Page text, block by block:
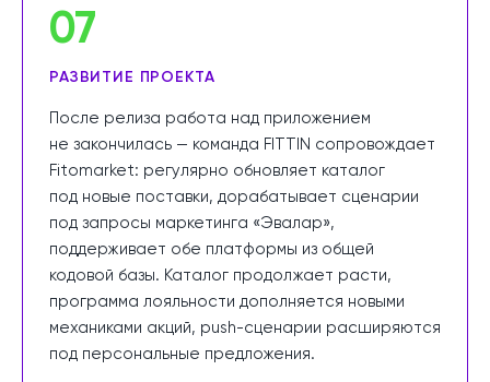
07
РАЗВИТИЕ ПРОЕКТА
После релиза работа над приложением
не закончилась — команда FITTIN сопровождает
Fitomarket: регулярно обновляет каталог
под новые поставки, дорабатывает сценарии
под запросы маркетинга «Эвалар»,
поддерживает обе платформы из общей
кодовой базы. Каталог продолжает расти,
программа лояльности дополняется новыми
механиками акций, push-сценарии расширяются
под персональные предложения.